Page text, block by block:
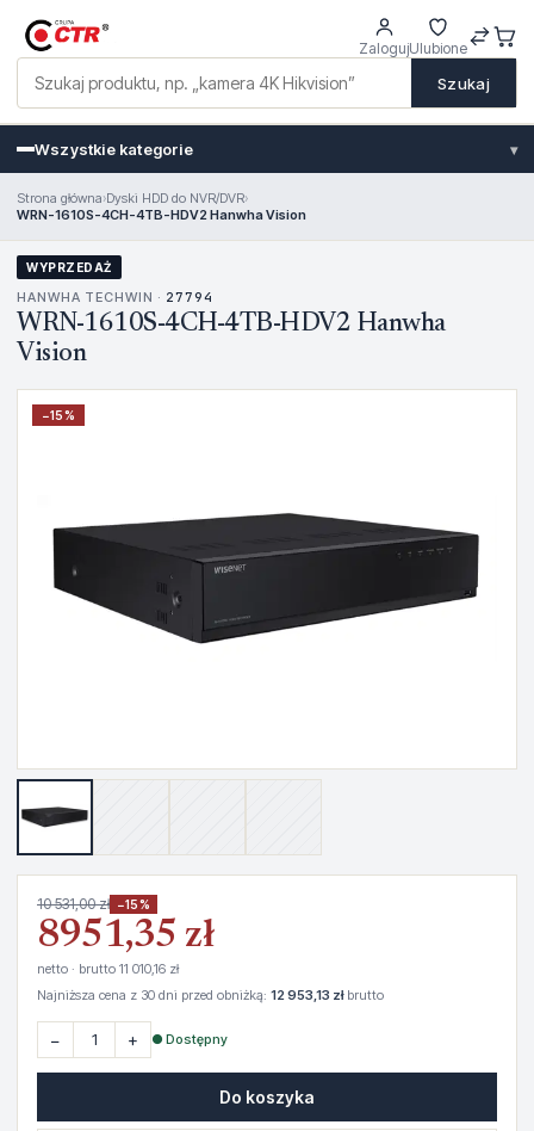
Szukaj
ZalogujUlubione
Wszystkie kategorie ▾
Strona główna›Dyski HDD do NVR/DVR›
WRN-1610S-4CH-4TB-HDV2 Hanwha Vision
WYPRZEDAŻ
HANWHA TECHWIN · 27794
WRN-1610S-4CH-4TB-HDV2 Hanwha
Vision
−15%
10 531,00 zł −15%
8951,35 zł
netto · brutto 11 010,16 zł
Najniższa cena z 30 dni przed obniżką: 12 953,13 złbrutto
− + ● Dostępny
Do koszyka